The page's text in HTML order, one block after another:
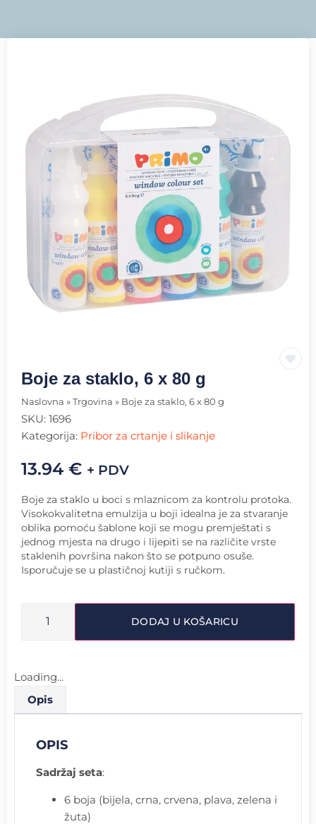
Boje za staklo, 6 x 80 g
Naslovna » Trgovina » Boje za staklo, 6 x 80 g
SKU: 1696
Kategorija: Pribor za crtanje i slikanje
13.94 € + PDV
Boje za staklo u boci s mlaznicom za kontrolu protoka.
Visokokvalitetna emulzija u boji idealna je za stvaranje
oblika pomoću šablone koji se mogu premještati s
jednog mjesta na drugo i lijepiti se na različite vrste
staklenih površina nakon što se potpuno osuše.
Isporučuje se u plastičnoj kutiji s ručkom.
DODAJ U KOŠARICU
Loading...
Opis
OPIS
Sadržaj seta:
6 boja (bijela, crna, crvena, plava, zelena i
žuta)